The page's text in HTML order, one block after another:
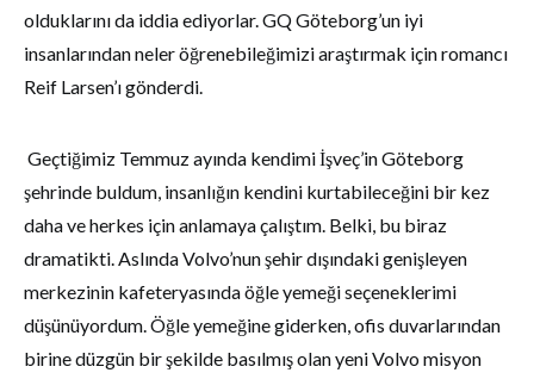
olduklarını da iddia ediyorlar. GQ Göteborg’un iyi
insanlarından neler öğrenebileğimizi araştırmak için romancı
Reif Larsen’ı gönderdi.
Geçtiğimiz Temmuz ayında kendimi İşveç’in Göteborg
şehrinde buldum, insanlığın kendini kurtabileceğini bir kez
daha ve herkes için anlamaya çalıştım. Belki, bu biraz
dramatikti. Aslında Volvo’nun şehir dışındaki genişleyen
merkezinin kafeteryasında öğle yemeği seçeneklerimi
düşünüyordum. Öğle yemeğine giderken, ofis duvarlarından
birine düzgün bir şekilde basılmış olan yeni Volvo misyon